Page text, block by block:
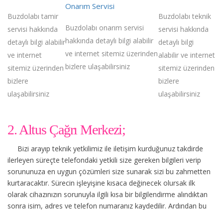
Buzdolabı tamir
servisi hakkında
detaylı bilgi alabilir
ve internet
sitemiz üzerinden
bizlere
ulaşabilirsiniz
Onarım Servisi
Buzdolabı onarım servisi
hakkında detaylı bilgi alabilir
ve internet sitemiz üzerinden
bizlere ulaşabilirsiniz
Buzdolabı teknik
servisi hakkında
detaylı bilgi
alabilir ve internet
sitemiz üzerinden
bizlere
ulaşabilirsiniz
2. Altus Çağrı Merkezi;
Bizi arayıp teknik yetkilimiz ile iletişim kurduğunuz takdirde
ilerleyen süreçte telefondaki yetkili size gereken bilgileri verip
sorununuza en uygun çözümleri size sunarak sizi bu zahmetten
kurtaracaktır. Sürecin işleyişine kısaca değinecek olursak ilk
olarak cihazınızın sorunuyla ilgili kısa bir bilgilendirme alındıktan
sonra isim, adres ve telefon numaranız kaydedilir. Ardından bu